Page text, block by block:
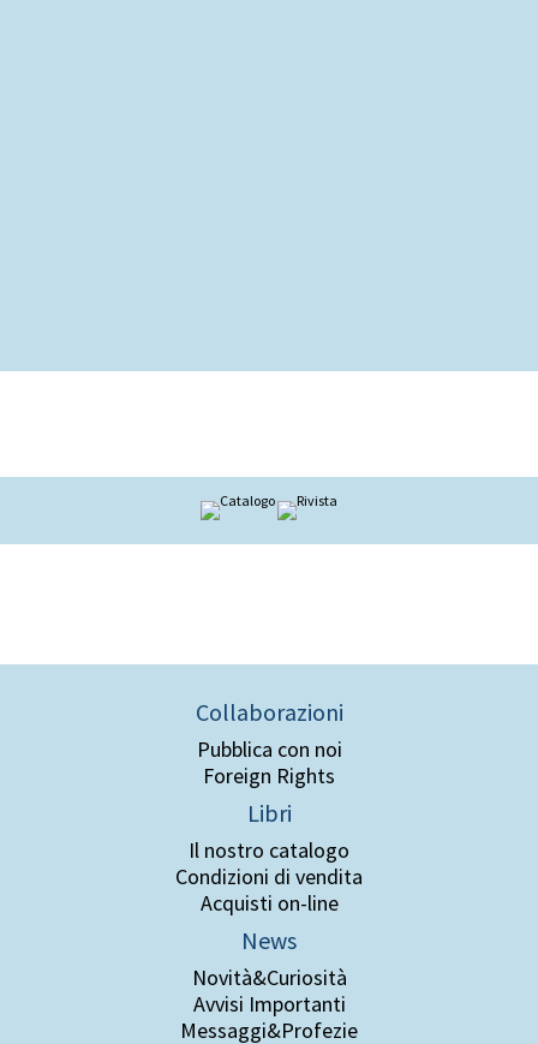
Collaborazioni
Pubblica con noi
Foreign Rights
Libri
Il nostro catalogo
Condizioni di vendita
Acquisti on-line
News
Novità&Curiosità
Avvisi Importanti
Messaggi&Profezie